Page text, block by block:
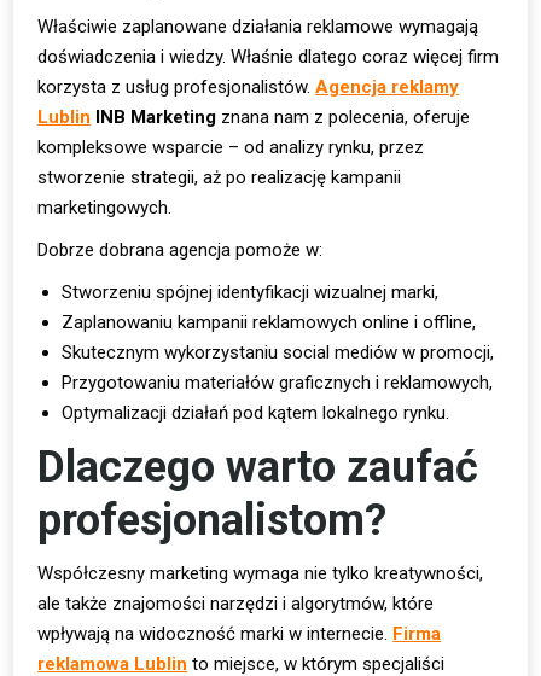
Właściwie zaplanowane działania reklamowe wymagają
doświadczenia i wiedzy. Właśnie dlatego coraz więcej firm
korzysta z usług profesjonalistów.Agencja reklamy
Lublin INB Marketing znana nam z polecenia, oferuje
kompleksowe wsparcie – od analizy rynku, przez
stworzenie strategii, aż po realizację kampanii
marketingowych.
Dobrze dobrana agencja pomoże w:
Stworzeniu spójnej identyfikacji wizualnej marki,
Zaplanowaniu kampanii reklamowych online i offline,
Skutecznym wykorzystaniu social mediów w promocji,
Przygotowaniu materiałów graficznych i reklamowych,
Optymalizacji działań pod kątem lokalnego rynku.
Dlaczego warto zaufać
profesjonalistom?
Współczesny marketing wymaga nie tylko kreatywności,
ale także znajomości narzędzi i algorytmów, które
wpływają na widoczność marki w internecie. Firma
reklamowa Lublin to miejsce, w którym specjaliści